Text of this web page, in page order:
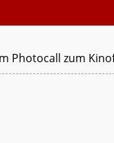
Photocall zum